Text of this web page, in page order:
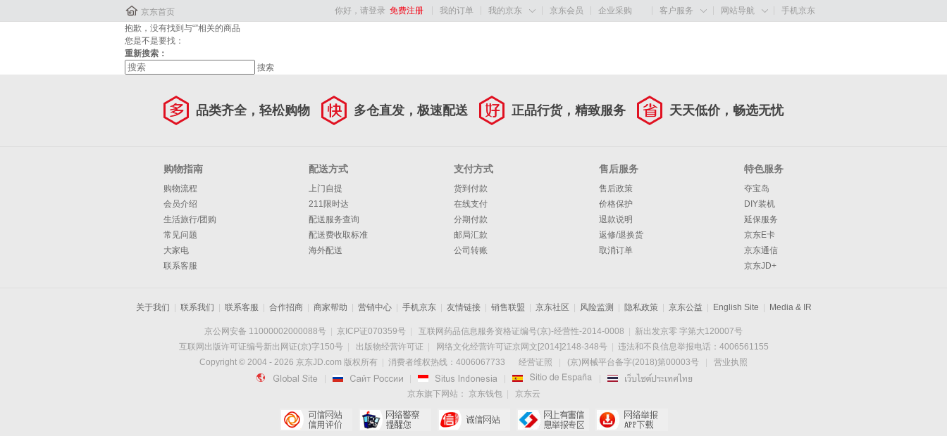
 京东首页 你好，请登录 免费注册 我的订单 我的京东  京东会员 企业采购 客户服务  网站导航 
手机京东
抱歉，没有找到与“”相关的商品
您是不是要找：
重新搜索：
搜索
品类齐全，轻松购物 多仓直发，极速配送 正品行货，精致服务 天天低价，畅选无忧
购物指南
购物流程
会员介绍
生活旅行/团购
常见问题
大家电
联系客服
配送方式
上门自提
211限时达
配送服务查询
配送费收取标准
海外配送
支付方式
货到付款
在线支付
分期付款
邮局汇款
公司转账
售后服务
售后政策
价格保护
退款说明
返修/退换货
取消订单
特色服务
夺宝岛
DIY装机
延保服务
京东E卡
京东通信
京东JD+
关于我们 联系我们 联系客服 合作招商 商家帮助 营销中心 手机京东 友情链接 销售联盟 京东社区 风险监测 隐私政策 京东公益 English Site Media & IR
京公网安备 11000002000088号 京ICP证070359号 互联网药品信息服务资格证编号(京)-经营性-2014-0008
新出发京零 字第大120007号
互联网出版许可证编号新出网证(京)字150号
出版物经营许可证 网络文化经营许可证京网文[2014]2148-348号
违法和不良信息举报电话：4006561155
Copyright © 2004 - 2026 京东JD.com 版权所有 消费者维权热线：4006067733 经营证照 (京)网械平台备字(2018)第00003号 营业执照
    
京东旗下网站： 京东钱包 京东云